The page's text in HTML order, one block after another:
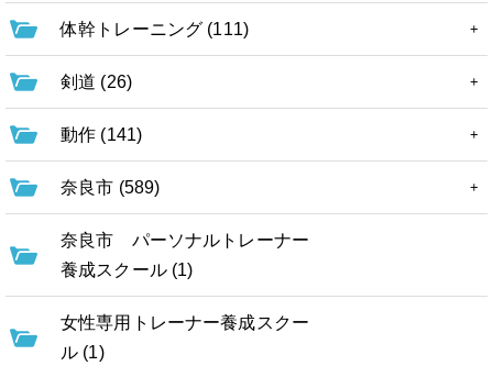
体幹トレーニング (111)
剣道 (26)
動作 (141)
奈良市 (589)
奈良市 パーソナルトレーナー
養成スクール (1)
女性専用トレーナー養成スクー
ル (1)